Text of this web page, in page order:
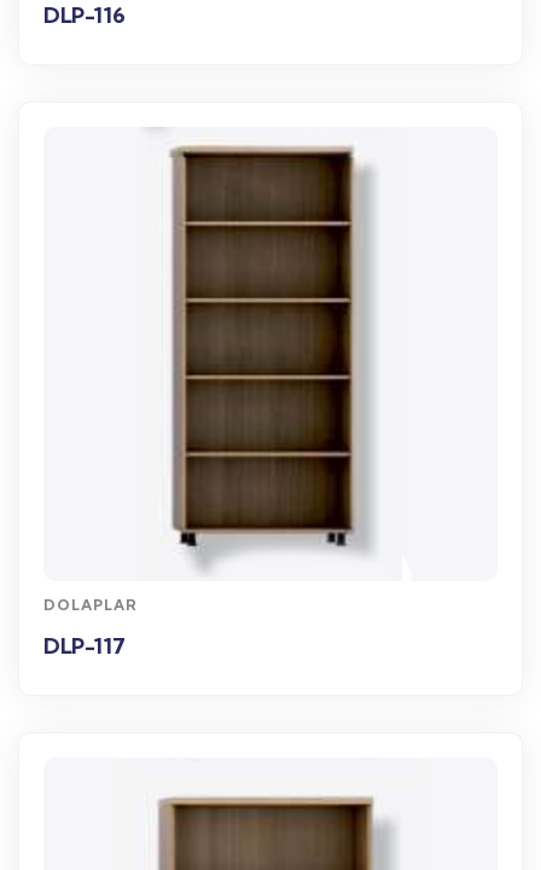
DLP-116
WhatsApp Sipariş
DOLAPLAR
DLP-117